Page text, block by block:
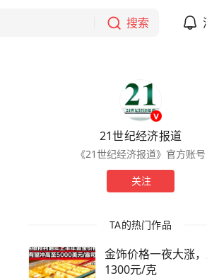
搜索
21世纪经济报道
《21世纪经济报道》官方账号
关注
TA的热门作品
金饰价格一夜大涨
1300元/克